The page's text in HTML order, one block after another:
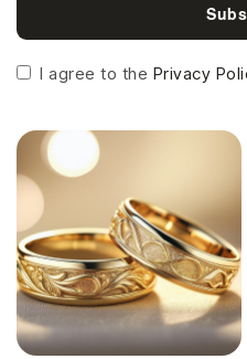
I agree to the Privacy